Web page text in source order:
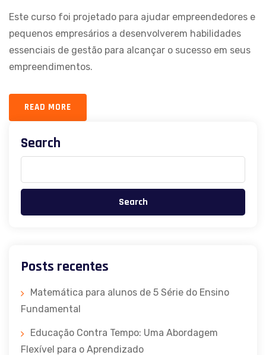
Este curso foi projetado para ajudar empreendedores e
pequenos empresários a desenvolverem habilidades
essenciais de gestão para alcançar o sucesso em seus
empreendimentos.
READ MORE
Search
Search
Posts recentes
Matemática para alunos de 5 Série do Ensino
Fundamental
Educação Contra Tempo: Uma Abordagem
Flexível para o Aprendizado